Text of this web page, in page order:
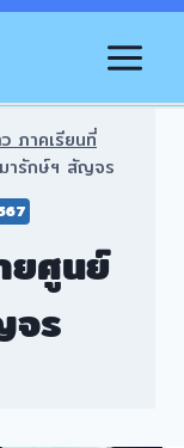
ภาคเรียนที่
มารักษ์ฯ สัญจร
ยศูนย์
จร